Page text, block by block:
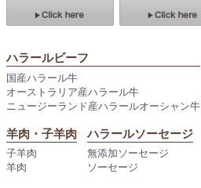
ハラールビーフ
国産ハラール牛
オーストラリア産ハラール牛
ニュージーランド産ハラールオーシャン牛
羊肉・子羊肉
子羊肉
羊肉
ハラールソーセージ
無添加ソーセージ
ソーセージ